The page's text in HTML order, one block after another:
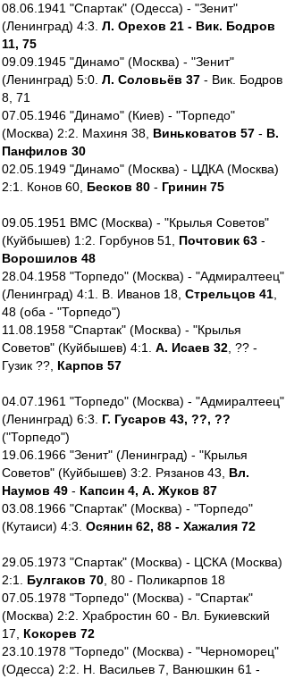
08.06.1941 "Спартак" (Одесса) - "Зенит"
(Ленинград) 4:3. Л. Орехов 21 - Вик. Бодров
11, 75
09.09.1945 "Динамо" (Москва) - "Зенит"
(Ленинград) 5:0. Л. Соловьёв 37 - Вик. Бодров
8, 71
07.05.1946 "Динамо" (Киев) - "Торпедо"
(Москва) 2:2. Махиня 38, Виньковатов 57 - В.
Панфилов 30
02.05.1949 "Динамо" (Москва) - ЦДКА (Москва)
2:1. Конов 60, Бесков 80 - Гринин 75
09.05.1951 ВМС (Москва) - "Крылья Советов"
(Куйбышев) 1:2. Горбунов 51, Почтовик 63 -
Ворошилов 48
28.04.1958 "Торпедо" (Москва) - "Адмиралтеец"
(Ленинград) 4:1. В. Иванов 18, Стрельцов 41
48 (оба - "Торпедо")
11.08.1958 "Спартак" (Москва) - "Крылья
Советов" (Куйбышев) 4:1. А. Исаев 32 , ?? -
Гузик ??, Карпов 57
04.07.1961 "Торпедо" (Москва) - "Адмиралтеец"
(Ленинград) 6:3. Г. Гусаров 43, ??, ??
("Торпедо")
19.06.1966 "Зенит" (Ленинград) - "Крылья
Советов" (Куйбышев) 3:2. Рязанов 43, Вл.
Наумов 49 - Капсин 4, А. Жуков 87
03.08.1966 "Спартак" (Москва) - "Торпедо"
(Кутаиси) 4:3. Осянин 62, 88 - Хажалия 72
29.05.1973 "Спартак" (Москва) - ЦСКА (Москва)
2:1. Булгаков 70 , 80 - Поликарпов 18
07.05.1978 "Торпедо" (Москва) - "Спартак"
(Москва) 2:2. Храбростин 60 - Вл. Букиевский
17, Кокорев 72
23.10.1978 "Торпедо" (Москва) - "Черноморец"
(Одесса) 2:2. Н. Васильев 7, Ванюшкин 61 -